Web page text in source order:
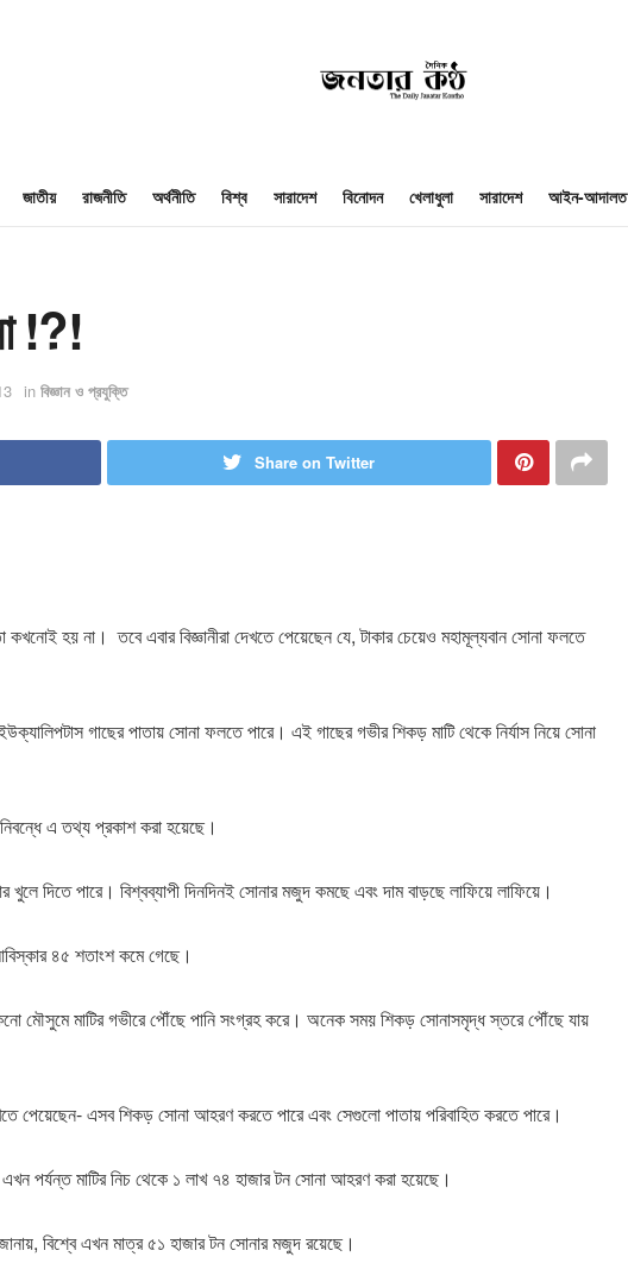
জাতীয় রাজনীতি অর্থনীতি বিশ্ব সারাদেশ বিনোদন খেলাধুলা সারাদেশ আইন-আদালত
!?!
in বিজ্ঞান ও প্রযুক্তি
Share on Twitter
কখনোই হয় না। তবে এবার বিজ্ঞানীরা দেখতে পেয়েছেন যে, টাকার চেয়েও মহামূল্যবান সোনা ফলতে
ইউক্যালিপটাস গাছের পাতায় সোনা ফলতে পারে। এই গাছের গভীর শিকড় মাটি থেকে নির্যাস নিয়ে সোনা
এ তথ্য প্রকাশ করা হয়েছে।
দিতে পারে। বিশ্বব্যাপী দিনদিনই সোনার মজুদ কমছে এবং দাম বাড়ছে লাফিয়ে লাফিয়ে।
৪৫ শতাংশ কমে গেছে।
মৌসুমে মাটির গভীরে পৌঁছে পানি সংগ্রহ করে। অনেক সময় শিকড় সোনাসমৃদ্ধ স্তরে পৌঁছে যায়
পেয়েছেন- এসব শিকড় সোনা আহরণ করতে পারে এবং সেগুলো পাতায় পরিবাহিত করতে পারে।
পর্যন্ত মাটির নিচ থেকে ১ লাখ ৭৪ হাজার টন সোনা আহরণ করা হয়েছে।
বিশ্বে এখন মাত্র ৫১ হাজার টন সোনার মজুদ রয়েছে।